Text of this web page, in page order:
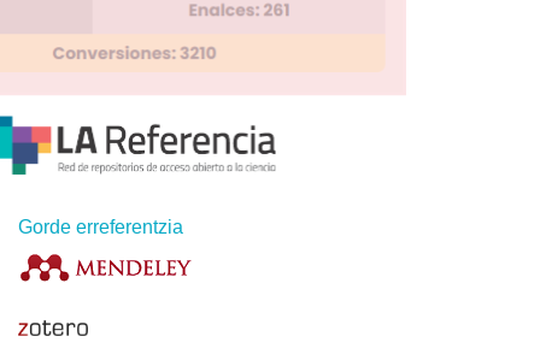
Gorde erreferentzia